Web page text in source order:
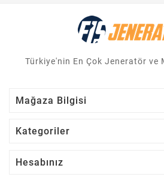
Türkiye'nin En Çok Jeneratör ve
Mağaza Bilgisi
Kategoriler
Hesabınız